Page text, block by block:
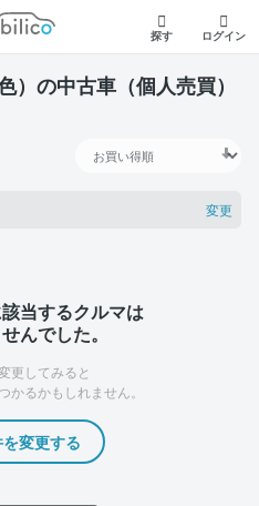
モビリコ
探す ログイン
）の中古車（個人売買）
変更
当するクルマは
んでした。
更してみると
かるかもしれません。
変更する